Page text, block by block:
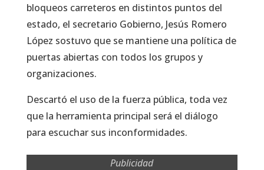
bloqueos carreteros en distintos puntos del
estado, el secretario Gobierno, Jesús Romero
López sostuvo que se mantiene una política de
puertas abiertas con todos los grupos y
organizaciones.
Descartó el uso de la fuerza pública, toda vez
que la herramienta principal será el diálogo
para escuchar sus inconformidades.
Publicidad